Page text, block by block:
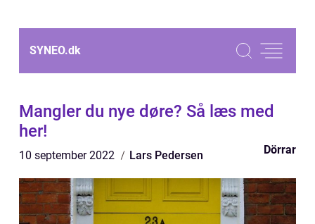
SYNEO.dk
Mangler du nye døre? Så læs med
her!
10 september 2022 Lars Pedersen Dörrar